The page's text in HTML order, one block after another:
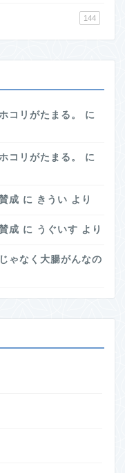
144
コリがたまる。
に
コリがたまる。
に
成 に きうい より
成 に うぐいす より
ゃなく大腸がんなの